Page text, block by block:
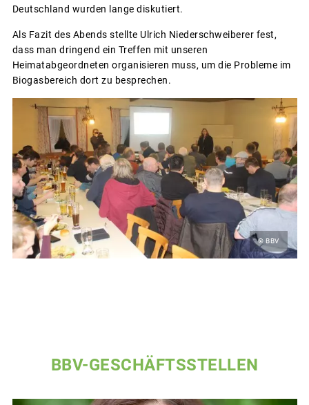
Deutschland wurden lange diskutiert.
Als Fazit des Abends stellte Ulrich Niederschweiberer fest,
dass man dringend ein Treffen mit unseren
Heimatabgeordneten organisieren muss, um die Probleme im
Biogasbereich dort zu besprechen.
© BBV
BBV-GESCHÄFTSSTELLEN